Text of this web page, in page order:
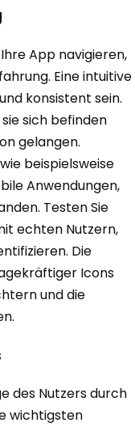
App navigieren,
Eine intuitive
konsistent sein.
sich befinden
gelangen.
beispielsweise
Anwendungen,
Testen Sie
echten Nutzern,
Die
Icons
und die
des Nutzers durch
wichtigsten